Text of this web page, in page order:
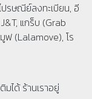
รษณีย์ลงทะเบียน, อี
แกร็บ (Grab
ฟ (Lalamove), โร
ได้ ร้านเราอยู่